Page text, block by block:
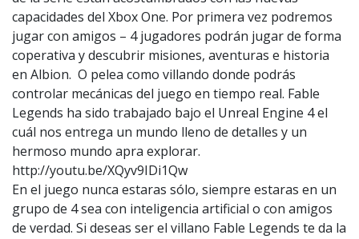
capacidades del Xbox One. Por primera vez podremos
jugar con amigos – 4 jugadores podrán jugar de forma
coperativa y descubrir misiones, aventuras e historia
en Albion. O pelea como villando donde podrás
controlar mecánicas del juego en tiempo real. Fable
Legends ha sido trabajado bajo el Unreal Engine 4 el
cuál nos entrega un mundo lleno de detalles y un
hermoso mundo apra explorar.
http://youtu.be/XQyv9IDi1Qw
En el juego nunca estaras sólo, siempre estaras en un
grupo de 4 sea con inteligencia artificial o con amigos
de verdad. Si deseas ser el villano Fable Legends te da la